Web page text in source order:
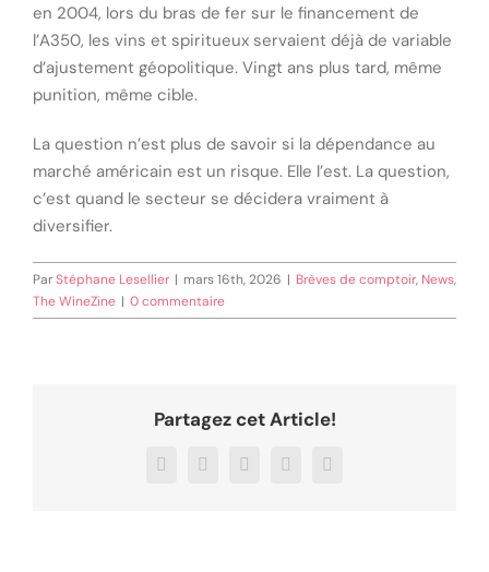
en 2004, lors du bras de fer sur le financement de
l’A350, les vins et spiritueux servaient déjà de variable
d’ajustement géopolitique. Vingt ans plus tard, même
punition, même cible.
La question n’est plus de savoir si la dépendance au
marché américain est un risque. Elle l’est. La question,
c’est quand le secteur se décidera vraiment à
diversifier.
ParStéphane Lesellier | mars 16th, 2026 | Brèves de comptoir, News,
The WineZine | 0 commentaire
Partagez cet Article!
Facebook
X LinkedInWhatsApp
Email